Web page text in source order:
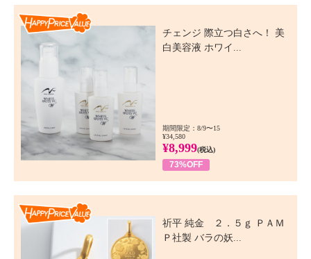
チェンジ 際立つ白さへ！ 美
白美容液 ホワイ...
期間限定：8/9〜15
¥34,580
¥8,999(税込)
73%OFF
祈平 純金 ２．５ｇ ＰＡＭ
Ｐ社製 バラの妖...